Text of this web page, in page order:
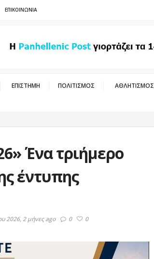
ΕΠΙΚΟΙΝΩΝΙΑ
ΕΠΙΣΤΗΜΗ ΠΟΛΙΤΙΣΜΟΣ ΑΘΛΗΤΙΣΜΟΣ
Ένα τριήμερο
έντυπης
2026, 2 μήνες ago 0 0